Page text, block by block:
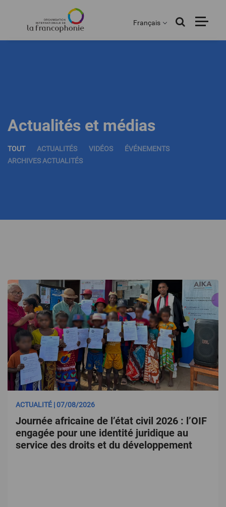
principal
Français
Actualités et médias
TOUT ACTUALITÉS VIDÉOS
ÉVÉNEMENTS
ARCHIVES ACTUALITÉS
ACTUALITÉ | 07/08/2026
Journée africaine de l’état civil 2026 : l’OIF
engagée pour une identité juridique au
service des droits et du développement